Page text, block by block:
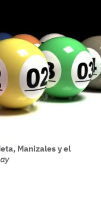
Manizales y el